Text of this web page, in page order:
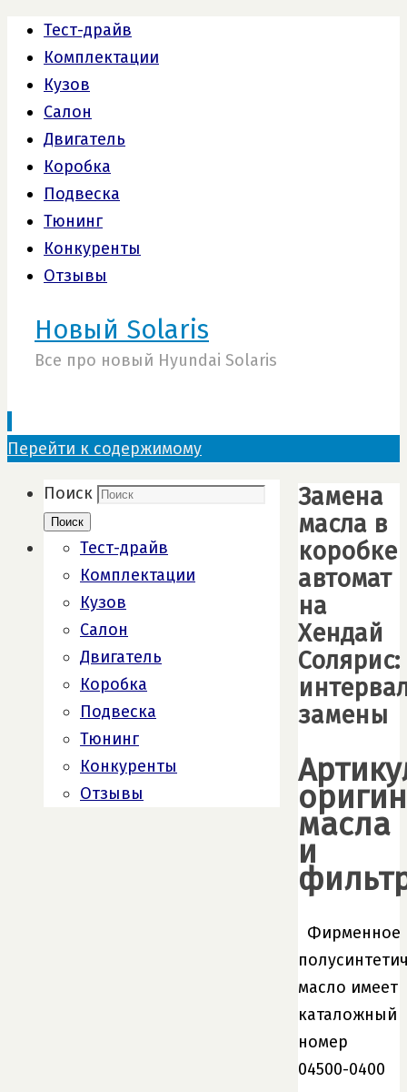
Тест-драйв
Комплектации
Кузов
Салон
Двигатель
Коробка
Подвеска
Тюнинг
Конкуренты
Отзывы
Новый Solaris
Все про новый Hyundai Solaris
Перейти к содержимому
Замена
масла в
коробке
автомат
на
Хендай
Солярис:
замены
масла
и
Фирменное
масло имеет
каталожный
номер
04500-0400
Поиск
Поиск
Тест-драйв
Комплектации
Кузов
Салон
Двигатель
Коробка
Подвеска
Тюнинг
Конкуренты
Отзывы